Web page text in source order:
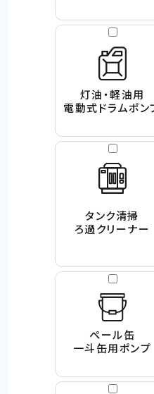
灯油・軽油用
電動式ドラムポン
タンク清掃
ろ過クリーナー
ペール缶
一斗缶用ポンプ